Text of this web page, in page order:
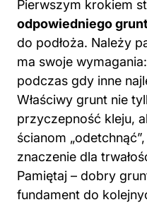
Pierwszym krokiem
odpowiedniego
do podłoża. Należy
ma swoje
podczas gdy inne
Właściwy grunt nie
przyczepność kleju,
ścianom
znaczenie dla
Pamiętaj – dobry
fundament do